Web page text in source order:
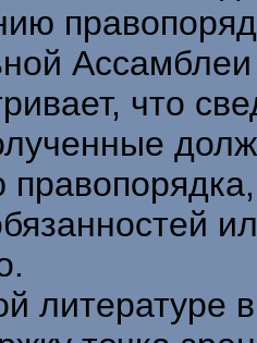
что
литературе